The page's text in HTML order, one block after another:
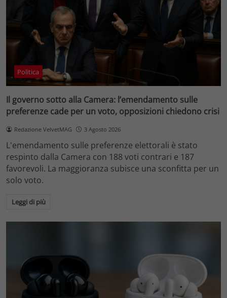
Politica
Il governo sotto alla Camera: l’emendamento sulle
preferenze cade per un voto, opposizioni chiedono crisi
Redazione VelvetMAG 3 Agosto 2026
L'emendamento sulle preferenze elettorali è stato
respinto dalla Camera con 188 voti contrari e 187
favorevoli. La maggioranza subisce una sconfitta per un
solo voto.
Leggi di più